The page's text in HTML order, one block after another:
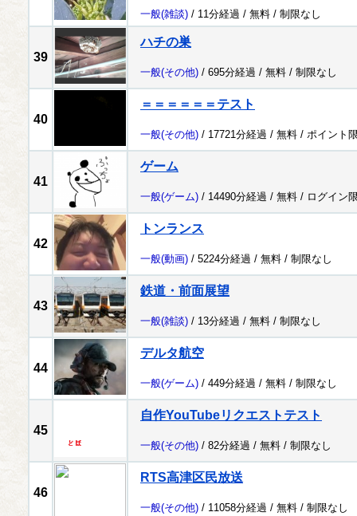
一般(雑談) / 11分経過 / 無料 / 制限なし
39
ハチの巣
一般(その他) / 695分経過 / 無料 / 制限なし
40
＝＝＝＝＝＝テスト
一般(その他) / 17721分経過 / 無料 / ポイント
41
ゲーム
一般(ゲーム) / 14490分経過 / 無料 / ログイン
42
トンランス
一般(動画) / 5224分経過 / 無料 / 制限なし
43
鉄道・前面展望
一般(雑談) / 13分経過 / 無料 / 制限なし
44
デルタ航空
一般(ゲーム) / 449分経過 / 無料 / 制限なし
45
自作YouTubeリクエストテスト
一般(その他) / 82分経過 / 無料 / 制限なし
46
RTS高津区民放送
一般(その他) / 11058分経過 / 無料 / 制限なし